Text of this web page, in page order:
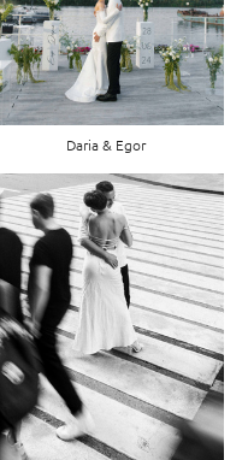
Daria & Egor